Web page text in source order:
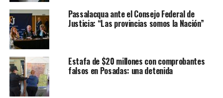
Passalacqua ante el Consejo Federal de
Justicia: “Las provincias somos la Nación”
Estafa de $20 millones con comprobantes
falsos en Posadas: una detenida